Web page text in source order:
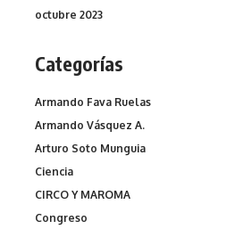
octubre 2023
Categorías
Armando Fava Ruelas
Armando Vásquez A.
Arturo Soto Munguia
Ciencia
CIRCO Y MAROMA
Congreso